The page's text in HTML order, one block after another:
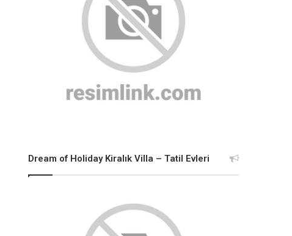
Dream of Holiday Kiralık Villa – Tatil Evleri